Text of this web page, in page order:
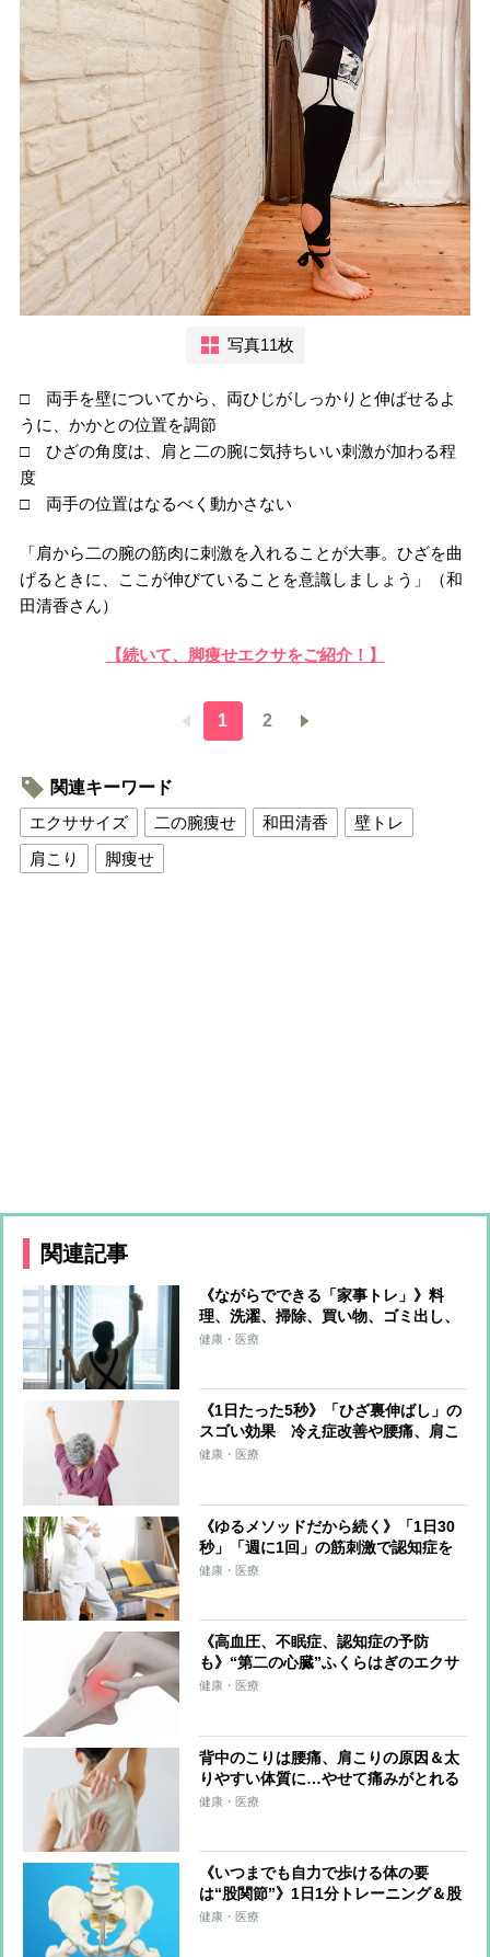
写真11枚
□ 両手を壁についてから、両ひじがしっかりと伸ばせるよ
うに、かかとの位置を調節
□ ひざの角度は、肩と二の腕に気持ちいい刺激が加わる程
度
□ 両手の位置はなるべく動かさない
「肩から二の腕の筋肉に刺激を入れることが大事。ひざを曲
げるときに、ここが伸びていることを意識しましょう」（和
田清香さん）
【続いて、脚痩せエクサをご紹介！】
1 2
関連キーワード
エクササイズ
二の腕痩せ 和田清香
壁トレ
肩こり
脚痩せ
関連記事
《ながらでできる「家事トレ」》料
理、洗濯、掃除、買い物、ゴミ出し、
水やり…すべてをエクササイズに！ト
健康・医療
《1日たった5秒》「ひざ裏伸ばし」の
スゴい効果 冷え症改善や腰痛、肩こ
り、片頭痛の軽減も
健康・医療
《ゆるメソッドだから続く》「1日30
秒」「週に1回」の筋刺激で認知症を
予防する「30秒スクワット」
健康・医療
《高血圧、不眠症、認知症の予防
も》“第二の心臓”ふくらはぎのエクサ
サイズを医師が伝授！血流改善、筋肉
健康・医療
背中のこりは腰痛、肩こりの原因＆太
りやすい体質に…やせて痛みがとれる
「1日3分の背中ストレッチ」を整体師
健康・医療
《いつまでも自力で歩ける体の要
は“股関節”》1日1分トレーニング＆股
関節のズレを防ぐ習慣を医師らが解説
健康・医療